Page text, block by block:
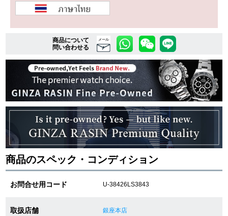
複数条件で商品を絞り込む
詳細検索はこちら
ご利用ガイド
GINZA RASINのプレミアムクオリティについて
送料・お支払方法
ショッピングローンの流れ
商品について
問い合わせる
メール
商品のスペック・コンディション
お問合せ用コード U-38426LS3843
取扱店舗 銀座本店